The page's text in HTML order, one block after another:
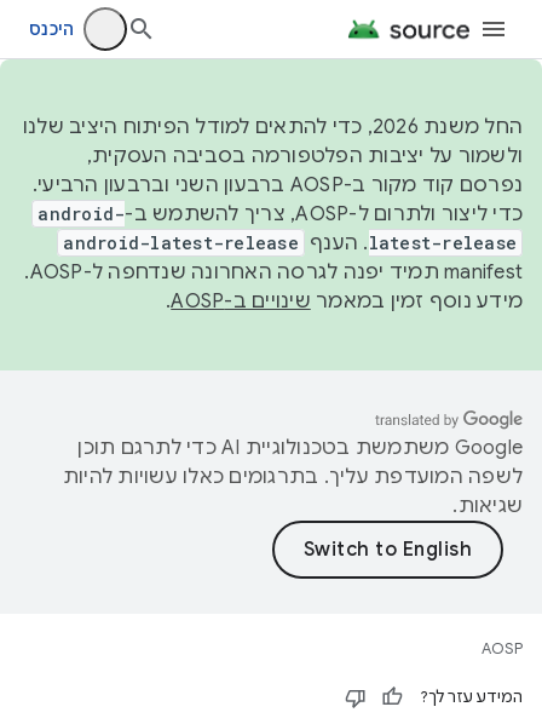
היכנס
החל משנת 2026, כדי להתאים למודל הפיתוח היציב שלנו
ולשמור על יציבות הפלטפורמה בסביבה העסקית,
נפרסם קוד מקור ב-AOSP ברבעון השני וברבעון הרביעי.
כדי ליצור ולתרום ל-AOSP, צריך להשתמש ב-
android-
latest-release. הענף android-latest-release
manifest תמיד יפנה לגרסה האחרונה שנדחפה ל-AOSP.
מידע נוסף זמין במאמר שינויים ב-AOSP .
‫Google משתמשת בטכנולוגיית AI כדי לתרגם תוכן
לשפה המועדפת עליך. בתרגומים כאלו עשויות להיות
שגיאות.
AOSP
המידע עזר לך?